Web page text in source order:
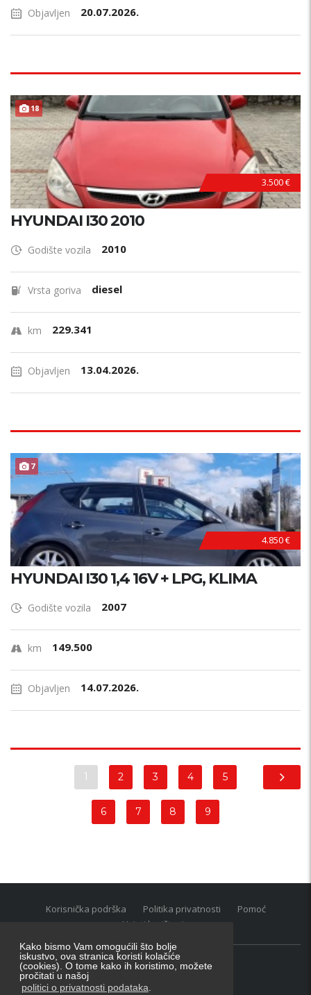
Kako bismo Vam omogućili što bolje
iskustvo, ova stranica koristi kolačiće
(cookies). O tome kako ih koristimo, možete
pročitati u našoj
politici o privatnosti podataka
Objavljen 20.07.2026.
18
3.500 €
HYUNDAI I30 2010
Godište vozila 2010
Vrsta goriva diesel
km 229.341
Objavljen 13.04.2026.
7
4.850 €
HYUNDAI I30 1,4 16V + LPG, KLIMA
Godište vozila 2007
km 149.500
Objavljen 14.07.2026.
1 2 3 4 5
6 7 8 9
Korisnička podrška Politika privatnosti
Pomoć
Uvjeti korištenja
Oglasnik grupacija:posao.hr|oglasnik.hr|auti.hr
Tečaj za konverziju u EUR valutu: 1 euro = 7.53450 kn